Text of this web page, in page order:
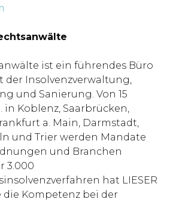
ist ein führendes Büro
der Insolvenzverwaltung,
und Sanierung. Von 15
in Koblenz, Saarbrücken,
a. Main, Darmstadt,
und Trier werden Mandate
und Branchen
3.000
hat LIESER
die Kompetenz bei der